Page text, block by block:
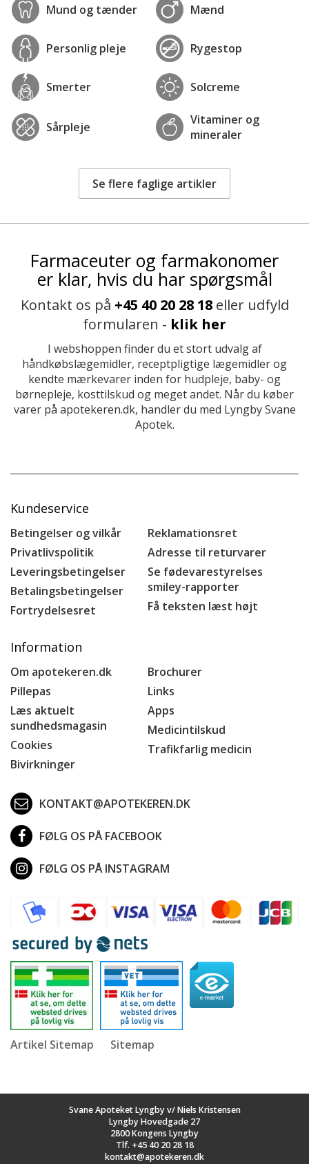
Mund og tænder Mænd
Personlig pleje Rygestop
Smerter Solcreme
Sårpleje
Vitaminer og
mineraler
Se flere faglige artikler
Farmaceuter og farmakonomer
er klar, hvis du har spørgsmål
Kontakt os på +45 40 20 28 18eller udfyld
formularen - klik her
I webshoppen finder du et stort udvalg af
håndkøbslægemidler, receptpligtige lægemidler og
kendte mærkevarer inden for hudpleje, baby- og
børnepleje, kosttilskud og meget andet. Når du køber
varer på apotekeren.dk, handler du med Lyngby Svane
Apotek.
Kundeservice
Betingelser og vilkår
Privatlivspolitik
Leveringsbetingelser
Betalingsbetingelser
Fortrydelsesret
Reklamationsret
Adresse til returvarer
Se fødevarestyrelses
smiley-rapporter
Få teksten læst højt
Information
Om apotekeren.dk
Pillepas
Læs aktuelt
sundhedsmagasin
Cookies
Bivirkninger
Brochurer
Links
Apps
Medicintilskud
Trafikfarlig medicin
KONTAKT@APOTEKEREN.DK
FØLG OS PÅ FACEBOOK
FØLG OS PÅ INSTAGRAM
Artikel Sitemap Sitemap
Svane Apoteket Lyngby v/ Niels Kristensen
Lyngby Hovedgade 27
2800 Kongens Lyngby
Tlf. +45 40 20 28 18
kontakt@apotekeren.dk